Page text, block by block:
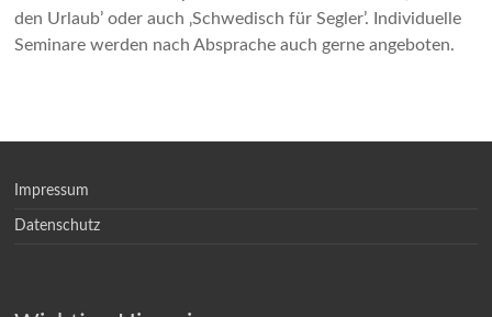
den Urlaub’ oder auch ‚Schwedisch für Segler’. Individuelle
Seminare werden nach Absprache auch gerne angeboten.
Impressum
Datenschutz